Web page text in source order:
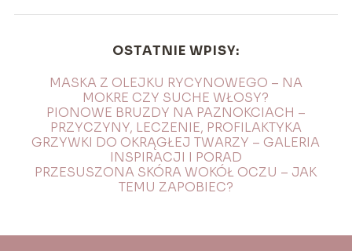
OSTATNIE WPISY:
MASKA Z OLEJKU RYCYNOWEGO – NA
MOKRE CZY SUCHE WŁOSY?
PIONOWE BRUZDY NA PAZNOKCIACH –
PRZYCZYNY, LECZENIE, PROFILAKTYKA
GRZYWKI DO OKRĄGŁEJ TWARZY – GALERIA
INSPIRACJI I PORAD
PRZESUSZONA SKÓRA WOKÓŁ OCZU – JAK
TEMU ZAPOBIEC?